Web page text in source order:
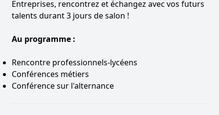
Entreprises, rencontrez et échangez avec vos futurs
talents durant 3 jours de salon !
Au programme :
Rencontre professionnels-lycéens
Conférences métiers
Conférence sur l'alternance